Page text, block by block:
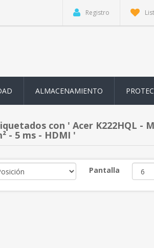
Registro
ALMACENAMIENTO
con ' Acer K222HQL -
- 5 ms - HDMI '
Pantalla